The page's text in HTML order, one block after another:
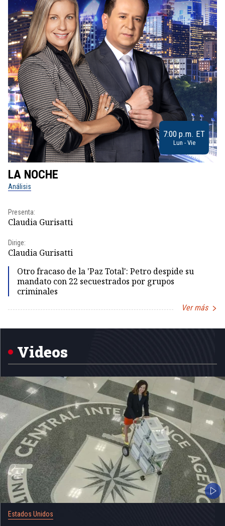
7:00 p.m. ET
Lun - Vie
LA NOCHE
Análisis
Presenta:
Claudia Gurisatti
Dirige:
Claudia Gurisatti
Otro fracaso de la 'Paz Total': Petro despide su
mandato con 22 secuestrados por grupos
criminales
Ver más
1
Videos
Estados Unidos